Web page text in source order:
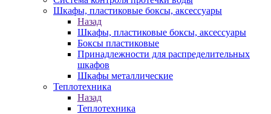
Шкафы, пластиковые боксы, аксессуары
Назад
Шкафы, пластиковые боксы, аксессуары
Боксы пластиковые
Принадлежности для распределительных
шкафов
Шкафы металлические
Теплотехника
Назад
Теплотехника